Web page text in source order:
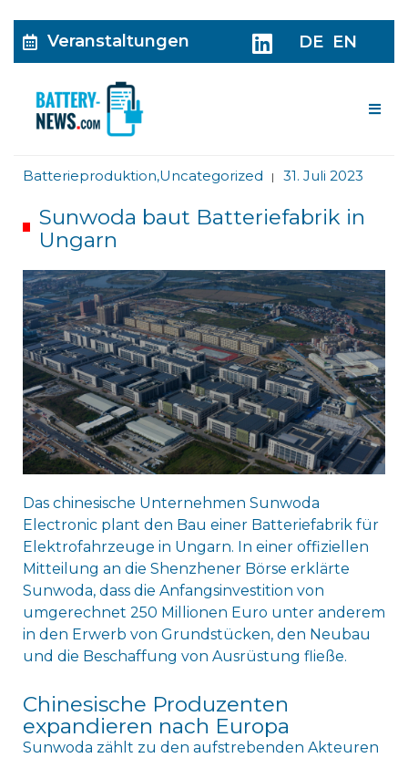
Veranstaltungen DE EN
Batterieproduktion,Uncategorized | 31. Juli 2023
Sunwoda baut Batteriefabrik in
Ungarn
Das chinesische Unternehmen Sunwoda
Electronic plant den Bau einer Batteriefabrik für
Elektrofahrzeuge in Ungarn. In einer offiziellen
Mitteilung an die Shenzhener Börse erklärte
Sunwoda, dass die Anfangsinvestition von
umgerechnet 250 Millionen Euro unter anderem
in den Erwerb von Grundstücken, den Neubau
und die Beschaffung von Ausrüstung fließe.
Chinesische Produzenten
expandieren nach Europa
Sunwoda zählt zu den aufstrebenden Akteuren